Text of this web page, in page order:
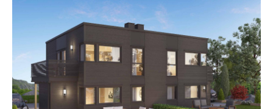
v
i
g
a
s
j
o
n